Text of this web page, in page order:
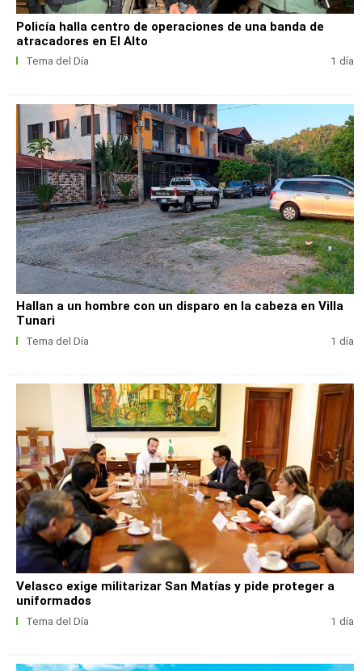
Policía halla centro de operaciones de una banda de
atracadores en El Alto
Tema del Día 1 día
Hallan a un hombre con un disparo en la cabeza en Villa
Tunari
Tema del Día 1 día
Velasco exige militarizar San Matías y pide proteger a
uniformados
Tema del Día 1 día